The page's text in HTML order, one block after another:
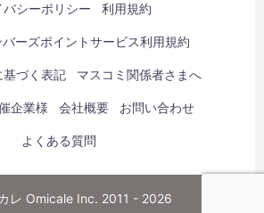
バシーポリシー 利用規約
ーズポイントサービス利用規約
づく表記 マスコミ関係者さまへ
企業様 会社概要 お問い合わせ
よくある質問
レ Omicale Inc. 2011 - 2026